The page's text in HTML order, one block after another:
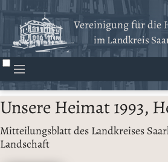
Vereinigung für die
im Landkreis
Unsere Heimat 1993,
Mitteilungsblatt des Landkreises
Landschaft